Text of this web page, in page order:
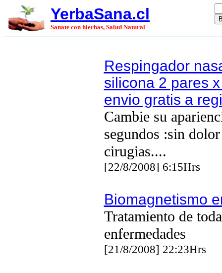
YerbaSana.cl
Sanate con hierbas, Salud Natural
Respingador
silicona 2 pares
envio gratis a
Cambie su
segundos :sin
cirugias....
[22/8/2008] 6:15Hrs
Biomagnetismo
Tratamiento de
enfermedades
[21/8/2008] 22:23Hrs